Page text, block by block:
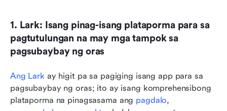
1. Lark: Isang pinag-isang plataporma para sa
pagtutulungan na may mga tampok sa
pagsubaybay ng oras
Ang Lark ay higit pa sa pagiging isang app para sa
pagsubaybay ng oras; ito ay isang komprehensibong
plataporma na pinagsasama ang pagdalo